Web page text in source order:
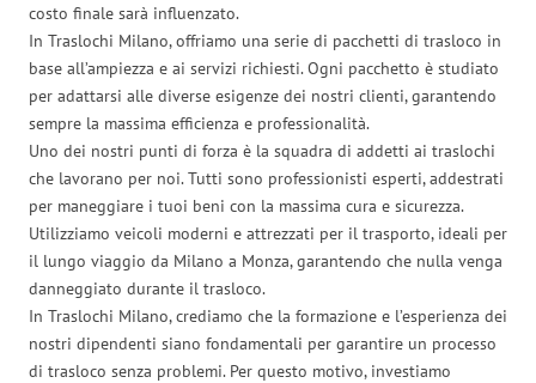
costo finale sarà influenzato.
In Traslochi Milano, offriamo una serie di pacchetti di trasloco in
base all’ampiezza e ai servizi richiesti. Ogni pacchetto è studiato
per adattarsi alle diverse esigenze dei nostri clienti, garantendo
sempre la massima efficienza e professionalità.
Uno dei nostri punti di forza è la squadra di addetti ai traslochi
che lavorano per noi. Tutti sono professionisti esperti, addestrati
per maneggiare i tuoi beni con la massima cura e sicurezza.
Utilizziamo veicoli moderni e attrezzati per il trasporto, ideali per
il lungo viaggio da Milano a Monza, garantendo che nulla venga
danneggiato durante il trasloco.
In Traslochi Milano, crediamo che la formazione e l’esperienza dei
nostri dipendenti siano fondamentali per garantire un processo
di trasloco senza problemi. Per questo motivo, investiamo